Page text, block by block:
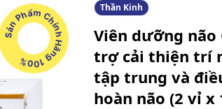
Sản Phẩm Chính Hãng 100% Thần Kinh
Viên dưỡng não
trợ cải thiện trí
tập trung và
hoàn não (2 vỉ x